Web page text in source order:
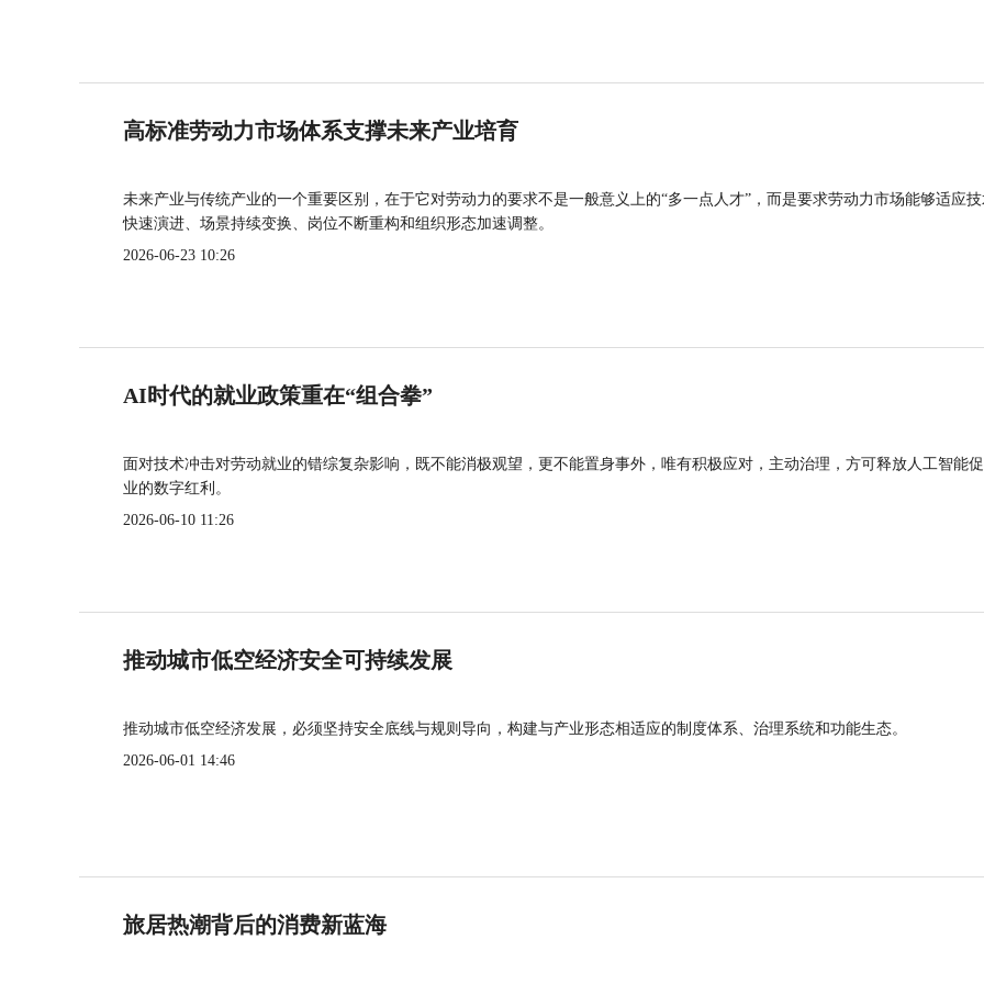
高标准劳动力市场体系支撑未来产业培育
未来产业与传统产业的一个重要区别，在于它对劳动力的要求不是一般意义上的“多一点人才”，而是要求劳动力市场能够适应
快速演进、场景持续变换、岗位不断重构和组织形态加速调整。
2026-06-23 10:26
AI时代的就业政策重在“组合拳”
面对技术冲击对劳动就业的错综复杂影响，既不能消极观望，更不能置身事外，唯有积极应对，主动治理，方可释放人工智能
业的数字红利。
2026-06-10 11:26
推动城市低空经济安全可持续发展
推动城市低空经济发展，必须坚持安全底线与规则导向，构建与产业形态相适应的制度体系、治理系统和功能生态。
2026-06-01 14:46
旅居热潮背后的消费新蓝海